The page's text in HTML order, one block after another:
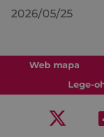
2026/05/25
Web mapa
Lege-